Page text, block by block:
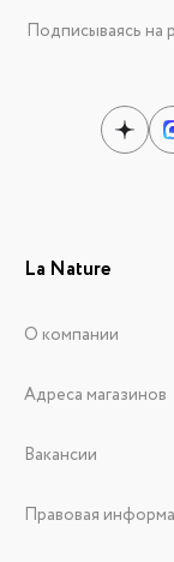
Подписываясь на
La Nature
О компании
Адреса магазинов
Вакансии
Правовая